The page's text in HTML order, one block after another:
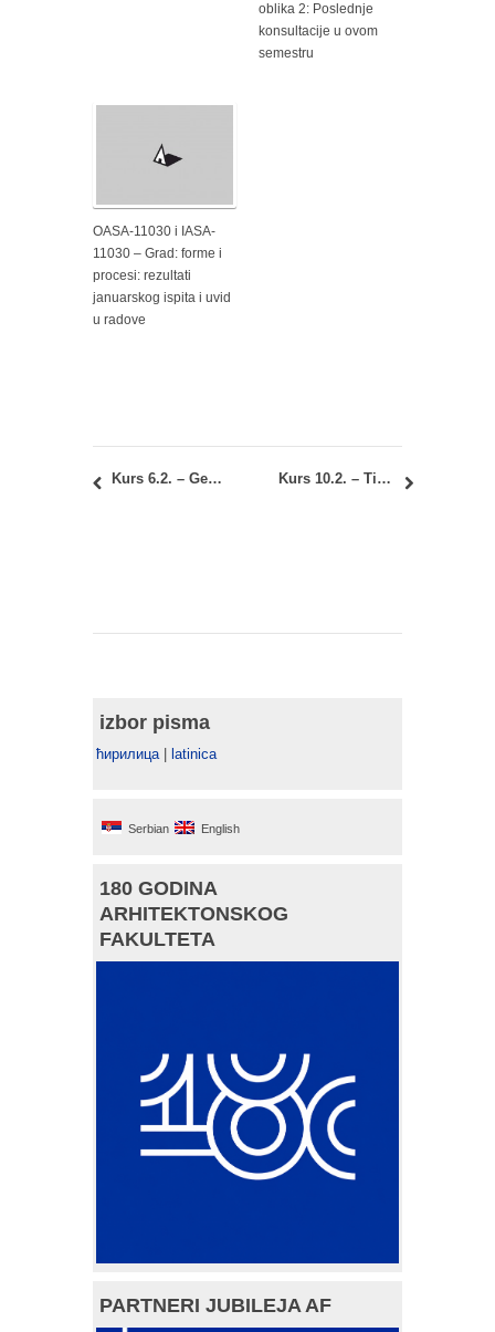
oblika 2: Poslednje
konsultacije u ovom
semestru
OASA-11030 i IASA-
11030 – Grad: forme i
procesi: rezultati
januarskog ispita i uvid
u radove
Kurs 6.2. – Geometrija oblika 2: ispravke u semestralnoj evidenciji Kurs 10.2. – Tipologija objekata 2: Termini konsultacija za završni seminarski rad
izbor pisma
ћирилица| latinica
Serbian English
180 GODINA
ARHITEKTONSKOG
FAKULTETA
PARTNERI JUBILEJA AF